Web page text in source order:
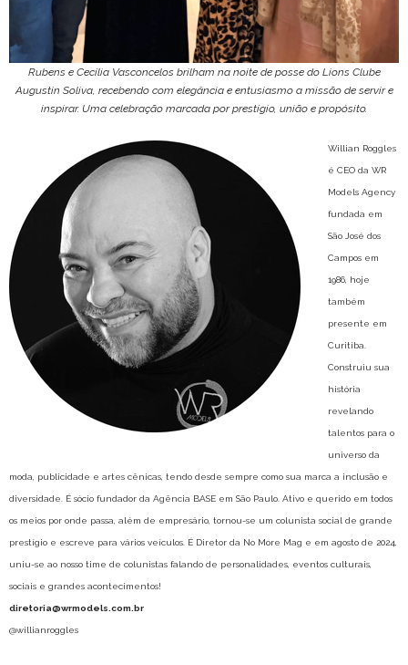
Rubens e Cecília Vasconcelos brilham na noite de posse do Lions Clube
Augustin Soliva, recebendo com elegância e entusiasmo a missão de servir e
inspirar. Uma celebração marcada por prestígio, união e propósito.
Willian Roggles
é CEO da WR
Models Agency
fundada em
São José dos
Campos em
1986, hoje
também
presente em
Curitiba.
Construiu sua
história
revelando
talentos para o
universo da
moda, publicidade e artes cênicas, tendo desde sempre como sua marca a inclusão e
diversidade. É sócio fundador da Agência BASE em São Paulo. Ativo e querido em todos
os meios por onde passa, além de empresário, tornou-se um colunista social de grande
prestígio e escreve para vários veículos. É Diretor da No More Mag e em agosto de 2024,
uniu-se ao nosso time de colunistas falando de personalidades, eventos culturais,
sociais e grandes acontecimentos!
diretoria@wrmodels.com.br
@willianroggles